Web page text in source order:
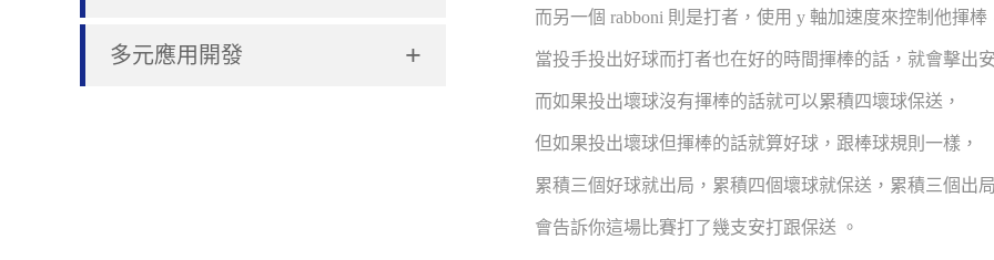
+
多元應用開發
而另一個 rabboni 則是打者，使用 y 軸加速度來控制他揮棒
當投手投出好球而打者也在好的時間揮棒的話，就會擊出安
而如果投出壞球沒有揮棒的話就可以累積四壞球保送，
但如果投出壞球但揮棒的話就算好球，跟棒球規則一樣，
累積三個好球就出局，累積四個壞球就保送，累積三個出
會告訴你這場比賽打了幾支安打跟保送 。